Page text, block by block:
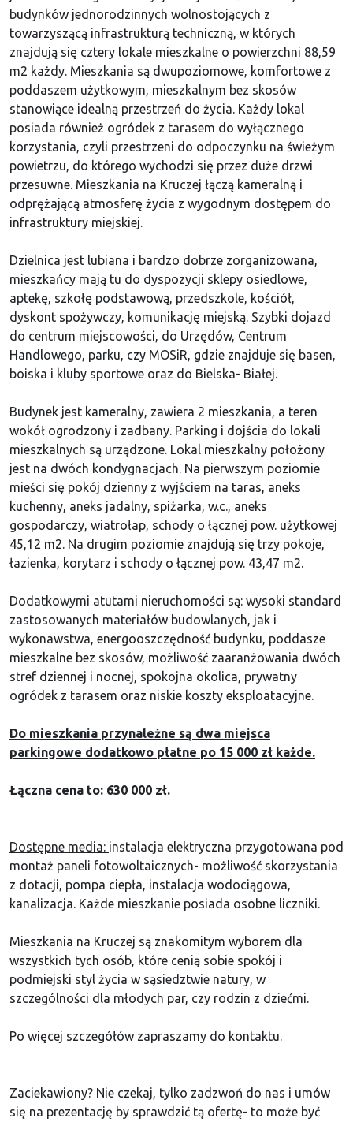
budynków jednorodzinnych wolnostojących z
towarzyszącą infrastrukturą techniczną, w których
znajdują się cztery lokale mieszkalne o powierzchni 88,59
m2 każdy. Mieszkania są dwupoziomowe, komfortowe z
poddaszem użytkowym, mieszkalnym bez skosów
stanowiące idealną przestrzeń do życia. Każdy lokal
posiada również ogródek z tarasem do wyłącznego
korzystania, czyli przestrzeni do odpoczynku na świeżym
powietrzu, do którego wychodzi się przez duże drzwi
przesuwne. Mieszkania na Kruczej łączą kameralną i
odprężającą atmosferę życia z wygodnym dostępem do
infrastruktury miejskiej.
Dzielnica jest lubiana i bardzo dobrze zorganizowana,
mieszkańcy mają tu do dyspozycji sklepy osiedlowe,
aptekę, szkołę podstawową, przedszkole, kościół,
dyskont spożywczy, komunikację miejską. Szybki dojazd
do centrum miejscowości, do Urzędów, Centrum
Handlowego, parku, czy MOSiR, gdzie znajduje się basen,
boiska i kluby sportowe oraz do Bielska- Białej.
Budynek jest kameralny, zawiera 2 mieszkania, a teren
wokół ogrodzony i zadbany. Parking i dojścia do lokali
mieszkalnych są urządzone. Lokal mieszkalny położony
jest na dwóch kondygnacjach. Na pierwszym poziomie
mieści się pokój dzienny z wyjściem na taras, aneks
kuchenny, aneks jadalny, spiżarka, w.c., aneks
gospodarczy, wiatrołap, schody o łącznej pow. użytkowej
45,12 m2. Na drugim poziomie znajdują się trzy pokoje,
łazienka, korytarz i schody o łącznej pow. 43,47 m2.
Dodatkowymi atutami nieruchomości są: wysoki standard
zastosowanych materiałów budowlanych, jak i
wykonawstwa, energooszczędność budynku, poddasze
mieszkalne bez skosów, możliwość zaaranżowania dwóch
stref dziennej i nocnej, spokojna okolica, prywatny
ogródek z tarasem oraz niskie koszty eksploatacyjne.
Do mieszkania przynależne są dwa miejsca
parkingowe dodatkowo płatne po 15 000 zł każde.
Łączna cena to: 630 000 zł.
Dostępne media: instalacja elektryczna przygotowana pod
montaż paneli fotowoltaicznych- możliwość skorzystania
z dotacji, pompa ciepła, instalacja wodociągowa,
kanalizacja. Każde mieszkanie posiada osobne liczniki.
Mieszkania na Kruczej są znakomitym wyborem dla
wszystkich tych osób, które cenią sobie spokój i
podmiejski styl życia w sąsiedztwie natury, w
szczególności dla młodych par, czy rodzin z dziećmi.
Po więcej szczegółów zapraszamy do kontaktu.
Zaciekawiony? Nie czekaj, tylko zadzwoń do nas i umów
się na prezentację by sprawdzić tą ofertę- to może być